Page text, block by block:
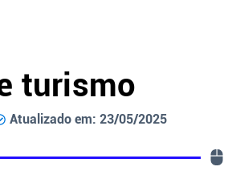
turismo
Atualizado em: 23/05/2025